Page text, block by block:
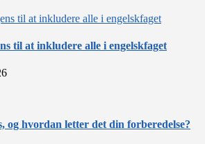
til at inkludere alle i engelskfaget
og hvordan letter det din forberedelse?